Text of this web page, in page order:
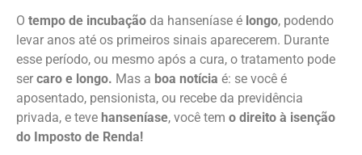
O tempo de incubação da hanseníase é longo, podendo
levar anos até os primeiros sinais aparecerem. Durante
esse período, ou mesmo após a cura, o tratamento pode
ser caro e longo. Mas a boa notícia é: se você é
aposentado, pensionista, ou recebe da previdência
privada, e teve hanseníase, você tem o direito à isenção
do Imposto de Renda!